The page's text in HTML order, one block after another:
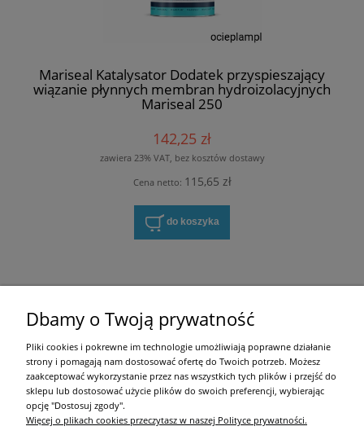
Mariseal Katalysator Dodatek przyspieszający
wiązanie płynnych membran hydroizolacyjnych
Mariseal 250
142,25 zł
zawiera 23% VAT, bez kosztów dostawy
Cena netto: 115,65 zł
do koszyka
Pomoc
Moje konto
Dbamy o Twoją prywatność
Pliki cookies i pokrewne im technologie umożliwiają poprawne działanie
strony i pomagają nam dostosować ofertę do Twoich potrzeb. Możesz
zaakceptować wykorzystanie przez nas wszystkich tych plików i przejść do
sklepu lub dostosować użycie plików do swoich preferencji, wybierając
opcję "Dostosuj zgody".
Więcej o plikach cookies przeczytasz w naszej Polityce prywatności.